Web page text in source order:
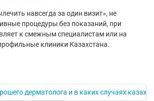
навсегда за один визит», не
процедуры без показаний, при
к смежным специалистам или на
клиники Казахстана.
дерматолога и в каких случаях